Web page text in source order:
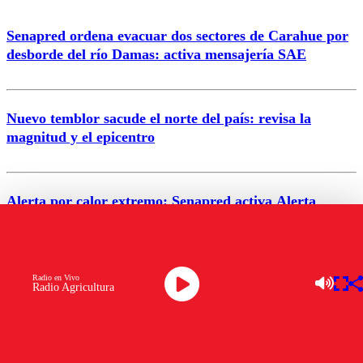
Correo
Senapred ordena evacuar dos sectores de Carahue por
desborde del río Damas: activa mensajería SAE
Nuevo temblor sacude el norte del país: revisa la
magnitud y el epicentro
Alerta por calor extremo: Senapred activa Alerta
Semana legislativa estará marcada por el fin de la
tramitación del proyecto de reconstrucción
Radio Agricultura
Radio en Vivo